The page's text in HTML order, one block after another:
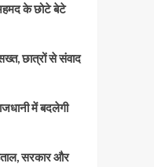
के छोटे बेटे
छात्रों से संवाद
में बदलेगी
सरकार और